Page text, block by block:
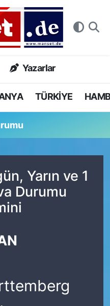
Yazarlar
TÜRKİYE
Yarın ve 1
Durumu